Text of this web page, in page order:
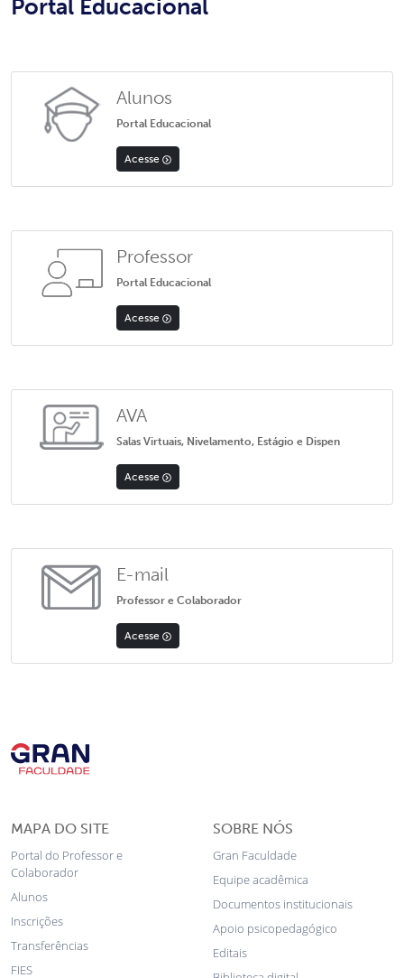
Portal Educacional
Alunos
Portal Educacional
Acesse
Professor
Portal Educacional
Acesse
AVA
Salas Virtuais, Nivelamento, Estágio e Dispen
Acesse
E-mail
Professor e Colaborador
Acesse
MAPA DO SITE
Portal do Professor e
Colaborador
Alunos
Inscrições
Transferências
FIES
SOBRE NÓS
Gran Faculdade
Equipe acadêmica
Documentos institucionais
Apoio psicopedagógico
Editais